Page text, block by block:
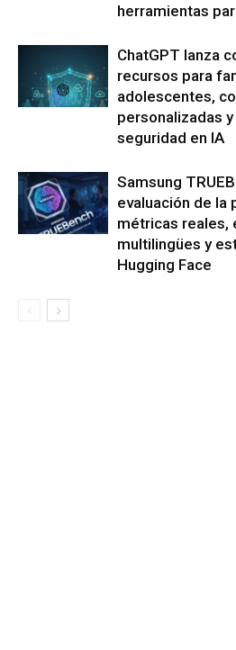
herramientas
ChatGPT lanza
recursos para
adolescentes,
personalizadas
seguridad en IA
Samsung
evaluación de la
métricas reales,
multilingües y
Hugging Face